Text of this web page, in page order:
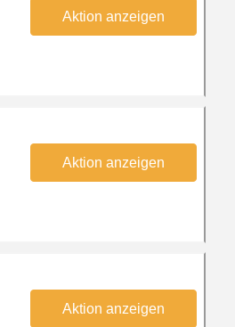
Aktion anzeigen
Aktion anzeigen
Aktion anzeigen